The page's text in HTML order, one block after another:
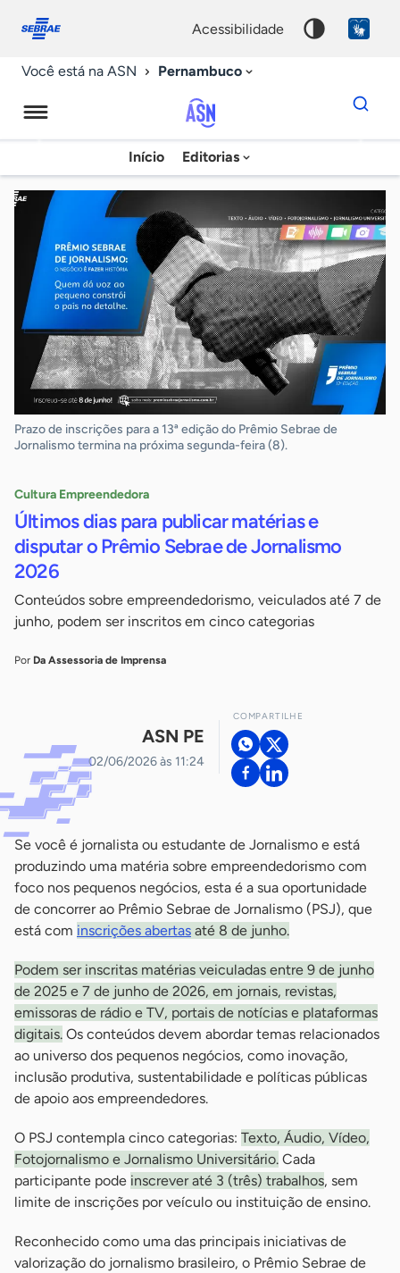
conosco
acessibilidade
Você está na ASN Pernambuco
Agência
Sebrae
de
Notícias
Início Editorias
Dados
para
chave
Prazo de inscrições para a 13ª edição do Prêmio Sebrae de
Jornalismo termina na próxima segunda-feira (8).
Cultura Empreendedora
Últimos dias para publicar matérias e
disputar o Prêmio Sebrae de Jornalismo
2026
Conteúdos sobre empreendedorismo, veiculados até 7 de
junho, podem ser inscritos em cinco categorias
Por Da Assessoria de Imprensa
ASN PE
02/06/2026 às 11:24
COMPARTILHE
Se você é jornalista ou estudante de Jornalismo e está
produzindo uma matéria sobre empreendedorismo com
foco nos pequenos negócios, esta é a sua oportunidade
de concorrer ao Prêmio Sebrae de Jornalismo (PSJ), que
está com inscrições abertas até 8 de junho.
Podem ser inscritas matérias veiculadas entre 9 de junho
de 2025 e 7 de junho de 2026, em jornais, revistas,
emissoras de rádio e TV, portais de notícias e plataformas
digitais. Os conteúdos devem abordar temas relacionados
ao universo dos pequenos negócios, como inovação,
inclusão produtiva, sustentabilidade e políticas públicas
de apoio aos empreendedores.
O PSJ contempla cinco categorias: Texto, Áudio, Vídeo,
Fotojornalismo e Jornalismo Universitário. Cada
participante pode inscrever até 3 (três) trabalhos, sem
limite de inscrições por veículo ou instituição de ensino.
Reconhecido como uma das principais iniciativas de
valorização do jornalismo brasileiro, o Prêmio Sebrae de